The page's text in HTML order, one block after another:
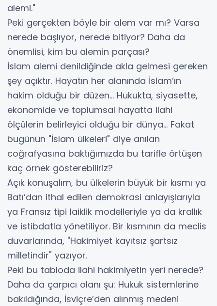
alemi."
Peki gerçekten böyle bir alem var mı? Varsa
nerede başlıyor, nerede bitiyor? Daha da
önemlisi, kim bu alemin parçası?
İslam alemi denildiğinde akla gelmesi gereken
şey açıktır. Hayatın her alanında İslam’ın
hakim olduğu bir düzen... Hukukta, siyasette,
ekonomide ve toplumsal hayatta ilahi
ölçülerin belirleyici olduğu bir dünya… Fakat
bugünün "İslam ülkeleri" diye anılan
coğrafyasına baktığımızda bu tarifle örtüşen
kaç örnek gösterebiliriz?
Açık konuşalım, bu ülkelerin büyük bir kısmı ya
Batı’dan ithal edilen demokrasi anlayışlarıyla
ya Fransız tipi laiklik modelleriyle ya da krallık
ve istibdatla yönetiliyor. Bir kısmının da meclis
duvarlarında, "Hakimiyet kayıtsız şartsız
milletindir" yazıyor.
Peki bu tabloda ilahi hakimiyetin yeri nerede?
Daha da çarpıcı olanı şu: Hukuk sistemlerine
bakıldığında, İsviçre’den alınmış medeni